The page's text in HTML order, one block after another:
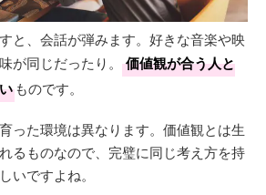
と、会話が弾みます。好きな音楽や映
が同じだったり。
価値観が合う人と
ものです。
った環境は異なります。価値観とは生
るものなので、完璧に同じ考え方を持
いですよね。